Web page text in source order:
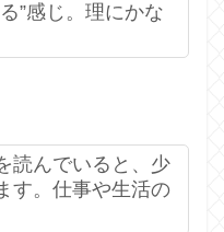
”感じ。理にかな
読んでいると、少
す。仕事や生活の